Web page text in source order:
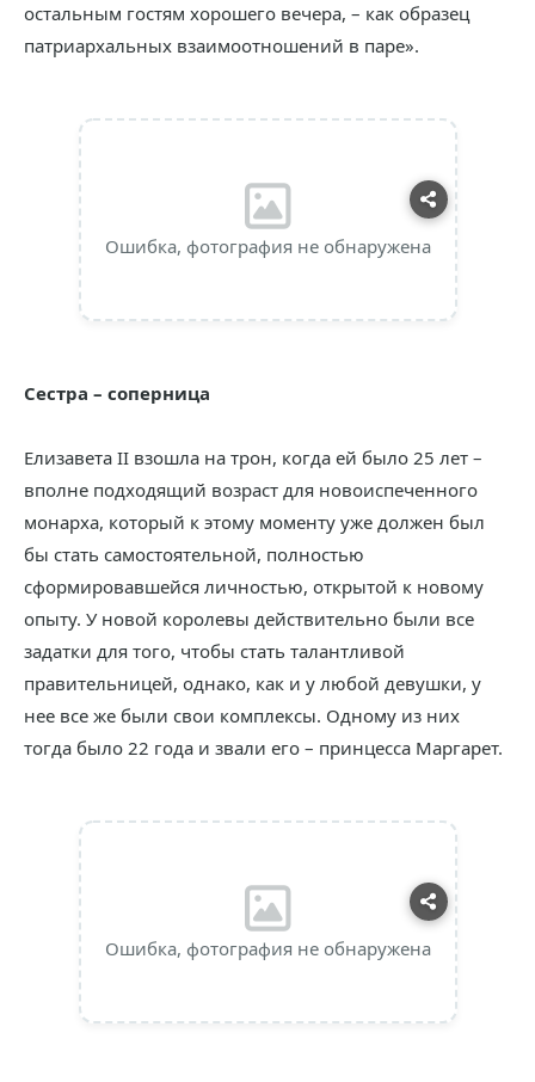
остальным гостям хорошего вечера, – как образец
патриархальных взаимоотношений в паре».
Ошибка, фотография не обнаружена
Сестра – соперница
Елизавета II взошла на трон, когда ей было 25 лет –
вполне подходящий возраст для новоиспеченного
монарха, который к этому моменту уже должен был
бы стать самостоятельной, полностью
сформировавшейся личностью, открытой к новому
опыту. У новой королевы действительно были все
задатки для того, чтобы стать талантливой
правительницей, однако, как и у любой девушки, у
нее все же были свои комплексы. Одному из них
тогда было 22 года и звали его – принцесса Маргарет.
Ошибка, фотография не обнаружена